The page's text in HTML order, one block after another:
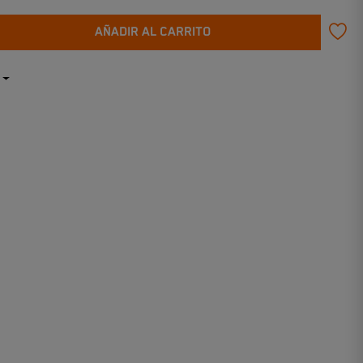
AÑADIR AL CARRITO